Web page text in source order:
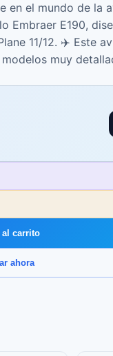
en el mundo de la
Embraer E190,
11/12. ✈️ Este
muy
al carrito
ahora